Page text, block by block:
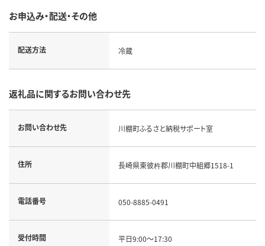
お申込み・配送・その他
配送方法 冷蔵
返礼品に関するお問い合わせ先
お問い合わせ先 川棚町ふるさと納税サポート室
住所 長崎県東彼杵郡川棚町中組郷1518-1
電話番号 050-8885-0491
受付時間 平日9:00～17:30